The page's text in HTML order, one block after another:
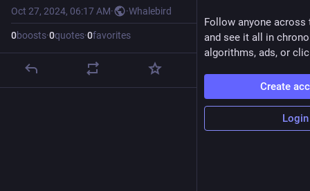
Oct 27, 2024, 06:17 AM· ·Whalebird
0boosts·0quotes·0favorites
Follow anyone across
and see it all in
algorithms, ads, or
Create
Login